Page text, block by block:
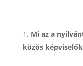
Mi az a
közös